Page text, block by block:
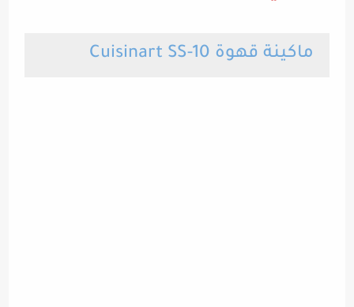
ماكينة قهوة Cuisinart SS-10